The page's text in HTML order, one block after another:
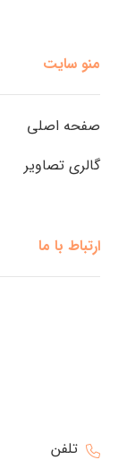
منو سایت
صفحه اصلی
گالری تصاویر
ارتباط با ما
تلفن